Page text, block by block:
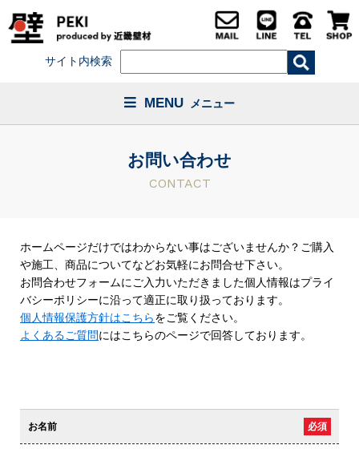
サイト内検索
MENU メニュー
お問い合わせ
CONTACT
ホームページだけではわからない事はございませんか？ご購入
や施工、商品についてなどお気軽にお問合せ下さい。
お問合わせフォームにご入力いただきました個人情報はプライ
バシーポリシーに沿って適正に取り扱っております。
個人情報保護方針はこちらをご覧ください。
よくあるご質問にはこちらのページで回答しております。
お名前 必須